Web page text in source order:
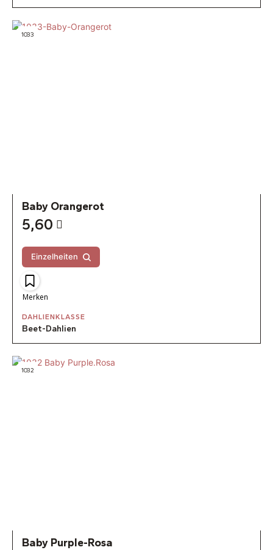
1033
Baby Orangerot
5,60
Einzelheiten
Merken
DAHLIENKLASSE
Beet-Dahlien
1032
Baby Purple-Rosa